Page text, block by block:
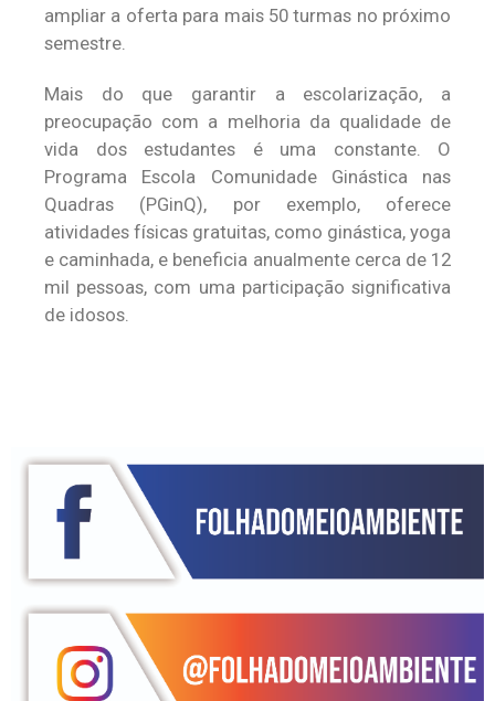
ampliar a oferta para mais 50 turmas no próximo
semestre.
Mais do que garantir a escolarização, a
preocupação com a melhoria da qualidade de
vida dos estudantes é uma constante. O
Programa Escola Comunidade Ginástica nas
Quadras (PGinQ), por exemplo, oferece
atividades físicas gratuitas, como ginástica, yoga
e caminhada, e beneficia anualmente cerca de 12
mil pessoas, com uma participação significativa
de idosos.